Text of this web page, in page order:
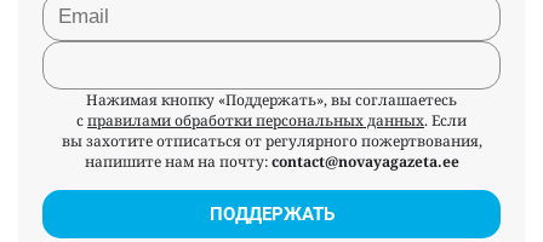
Нажимая кнопку «Поддержать», вы соглашаетесь
справилами обработки персональных данных. Если
вы захотите отписаться от регулярного пожертвования,
напишите нам на почту:contact@novayagazeta.ee
ПОДДЕРЖАТЬ